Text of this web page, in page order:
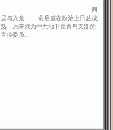
同
居与入党 俞启威在政治上日益成
熟，后来成为中共地下党青岛支部的
宣传委员。